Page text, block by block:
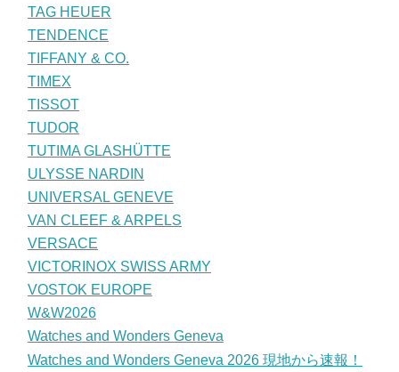
TAG HEUER
TENDENCE
TIFFANY & CO.
TIMEX
TISSOT
TUDOR
TUTIMA GLASHÜTTE
ULYSSE NARDIN
UNIVERSAL GENEVE
VAN CLEEF & ARPELS
VERSACE
VICTORINOX SWISS ARMY
VOSTOK EUROPE
W&W2026
Watches and Wonders Geneva
Watches and Wonders Geneva 2026 現地から速報！